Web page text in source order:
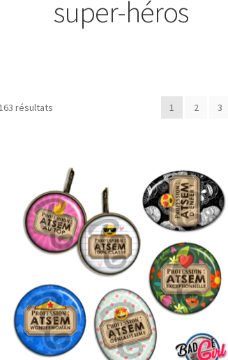
super-héros
résultats
plus
ancien
1 2 3